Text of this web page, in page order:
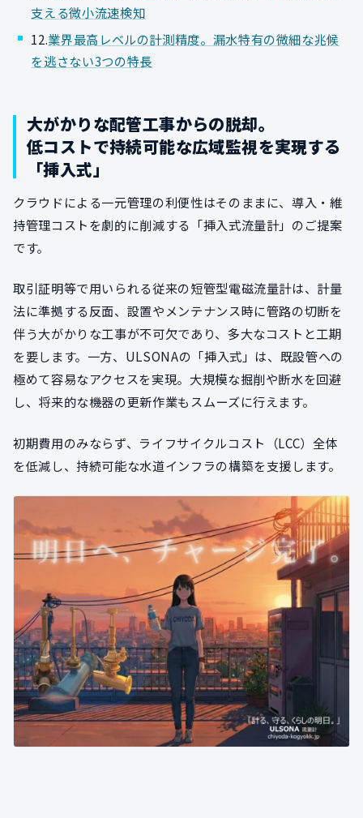
支える微小流速検知
12.業界最高レベルの計測精度。漏水特有の微細な兆候
を逃さない3つの特長
大がかりな配管工事からの脱却。
低コストで持続可能な広域監視を実現する
「挿入式」
クラウドによる一元管理の利便性はそのままに、導入・維
持管理コストを劇的に削減する「挿入式流量計」のご提案
です。
取引証明等で用いられる従来の短管型電磁流量計は、計量
法に準拠する反面、設置やメンテナンス時に管路の切断を
伴う大がかりな工事が不可欠であり、多大なコストと工期
を要します。一方、ULSONAの「挿入式」は、既設管への
極めて容易なアクセスを実現。大規模な掘削や断水を回避
し、将来的な機器の更新作業もスムーズに行えます。
初期費用のみならず、ライフサイクルコスト（LCC）全体
を低減し、持続可能な水道インフラの構築を支援します。